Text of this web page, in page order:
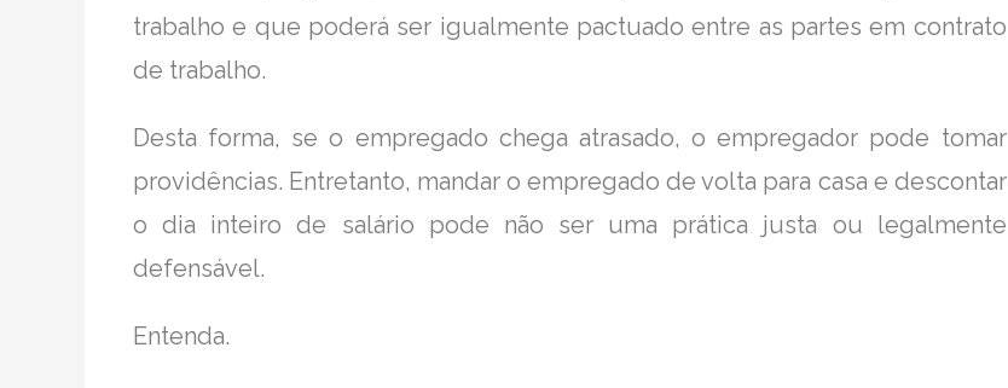
trabalho e que poderá ser igualmente pactuado entre as partes em contrato
de trabalho.
Desta forma, se o empregado chega atrasado, o empregador pode tomar
providências. Entretanto, mandar o empregado de volta para casa e descontar
o dia inteiro de salário pode não ser uma prática justa ou legalmente
defensável.
Entenda.